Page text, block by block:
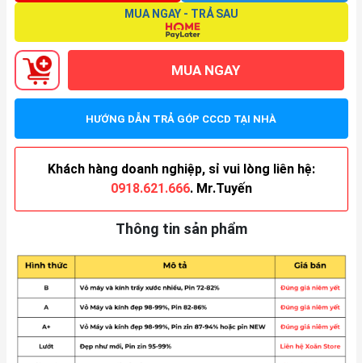
MUA NGAY - TRẢ SAU
MUA NGAY
HƯỚNG DẪN TRẢ GÓP CCCD TẠI NHÀ
Khách hàng doanh nghiệp, sỉ vui lòng liên hệ:
0918.621.666. Mr.Tuyến
Thông tin sản phẩm